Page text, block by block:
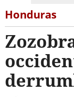
Honduras